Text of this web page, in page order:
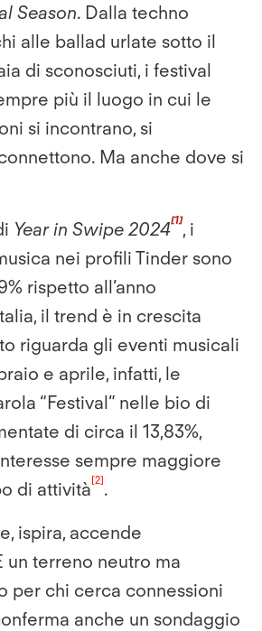
Season. Dalla techno
alle ballad urlate sotto il
di sconosciuti, i festival
più il luogo in cui le
si incontrano, si
Ma anche dove si
Year in Swipe 2024[1], i
nei profili Tinder sono
rispetto all’anno
il trend è in crescita
riguarda gli eventi musicali
e aprile, infatti, le
“Festival” nelle bio di
di circa il 13,83%,
sempre maggiore
di attività[2].
ispira, accende
un terreno neutro ma
per chi cerca connessioni
anche un sondaggio